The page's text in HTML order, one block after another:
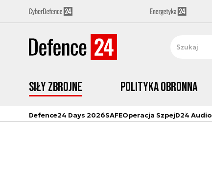
Siły zbrojne Polityka obronna
Defence24 Days 2026SAFEOperacja SzpejD24 Audio